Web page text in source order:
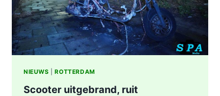
ROTTERDAM
NIEUWS |ROTTERDAM
Scooter uitgebrand, ruit